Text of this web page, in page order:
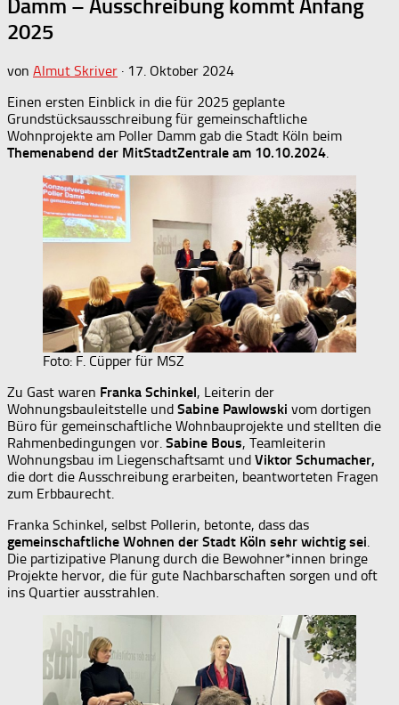
Damm – Ausschreibung kommt Anfang
2025
von Almut Skriver · 17. Oktober 2024
Einen ersten Einblick in die für 2025 geplante
Grundstücksausschreibung für gemeinschaftliche
Wohnprojekte am Poller Damm gab die Stadt Köln beim
Themenabend der MitStadtZentrale am 10.10.2024.
Foto: F. Cüpper für MSZ
Zu Gast waren Franka Schinkel, Leiterin der
Wohnungsbauleitstelle und Sabine Pawlowski vom dortigen
Büro für gemeinschaftliche Wohnbauprojekte und stellten die
Rahmenbedingungen vor. Sabine Bous, Teamleiterin
Wohnungsbau im Liegenschaftsamt und Viktor Schumacher,
die dort die Ausschreibung erarbeiten, beantworteten Fragen
zum Erbbaurecht.
Franka Schinkel, selbst Pollerin, betonte, dass das
gemeinschaftliche Wohnen der Stadt Köln sehr wichtig sei.
Die partizipative Planung durch die Bewohner*innen bringe
Projekte hervor, die für gute Nachbarschaften sorgen und oft
ins Quartier ausstrahlen.